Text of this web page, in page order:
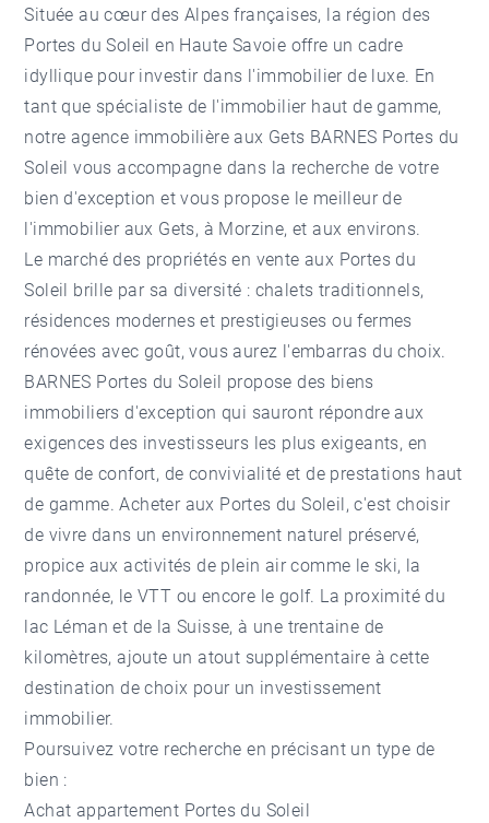
Située au cœur des Alpes françaises, la région des
Portes du Soleil en Haute Savoie offre un cadre
idyllique pour investir dans l'immobilier de luxe. En
tant que spécialiste de l'immobilier haut de gamme,
notre agence immobilière aux Gets BARNES Portes du
Soleil vous accompagne dans la recherche de votre
bien d'exception et vous propose le meilleur de
l'immobilier aux Gets, à Morzine, et aux environs.
Le marché des propriétés en vente aux Portes du
Soleil brille par sa diversité : chalets traditionnels,
résidences modernes et prestigieuses ou fermes
rénovées avec goût, vous aurez l'embarras du choix.
BARNES Portes du Soleil propose des biens
immobiliers d'exception qui sauront répondre aux
exigences des investisseurs les plus exigeants, en
quête de confort, de convivialité et de prestations haut
de gamme. Acheter aux Portes du Soleil, c'est choisir
de vivre dans un environnement naturel préservé,
propice aux activités de plein air comme le ski, la
randonnée, le VTT ou encore le golf. La proximité du
lac Léman et de la Suisse, à une trentaine de
kilomètres, ajoute un atout supplémentaire à cette
destination de choix pour un investissement
immobilier.
Poursuivez votre recherche en précisant un type de
bien :
Achat appartement Portes du Soleil